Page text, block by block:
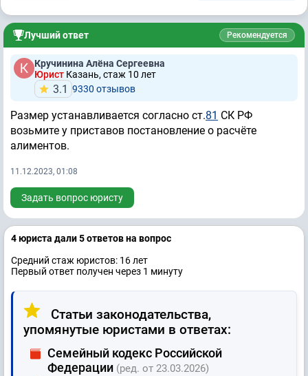
Лучший ответ Рекомендуется
Кручинина Алёна Сергеевна
Юрист Казань, стаж 10 лет
3.1 9330 отзывов
Размер устанавливается согласно ст.81 СК РФ
возьмите у приставов постановление о расчёте
алиментов.
11.12.2023, 01:08
Задать вопрос юристу
4 юристa дали 5 ответов на вопрос
Средний стаж юристов: 16 лет
Первый ответ получен через 1 минуту
Статьи законодательства,
упомянутые юристами в ответах:
Семейный кодекс Российской
Федерации (ред. от 23.03.2026)